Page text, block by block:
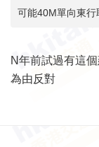
可能40M單向東行
N年前試過有這
為由反對